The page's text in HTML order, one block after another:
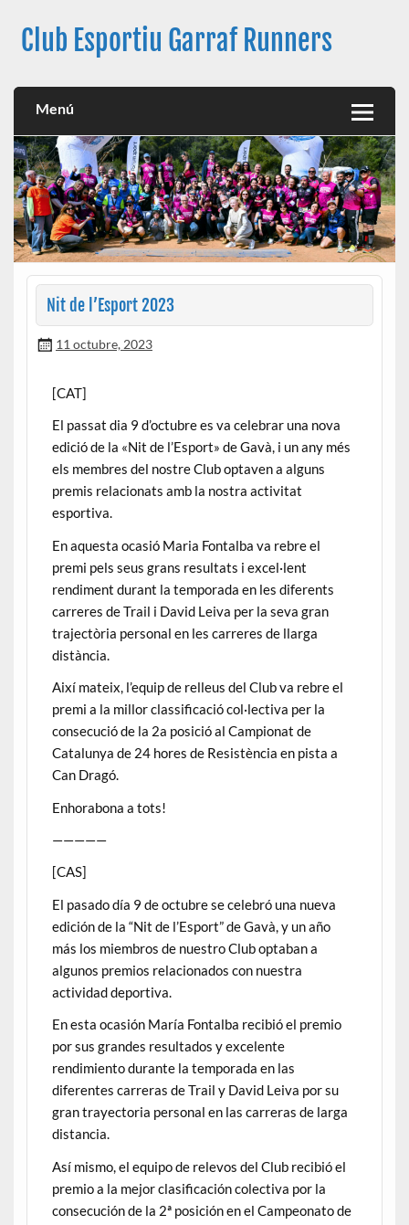
Club Esportiu Garraf Runners
Menú
Nit de l’Esport 2023
11 octubre, 2023
[CAT]
El passat dia 9 d’octubre es va celebrar una nova
edició de la «Nit de l’Esport» de Gavà, i un any més
els membres del nostre Club optaven a alguns
premis relacionats amb la nostra activitat
esportiva.
En aquesta ocasió Maria Fontalba va rebre el
premi pels seus grans resultats i excel·lent
rendiment durant la temporada en les diferents
carreres de Trail i David Leiva per la seva gran
trajectòria personal en les carreres de llarga
distància.
Així mateix, l’equip de relleus del Club va rebre el
premi a la millor classificació col·lectiva per la
consecució de la 2a posició al Campionat de
Catalunya de 24 hores de Resistència en pista a
Can Dragó.
Enhorabona a tots!
—————
[CAS]
El pasado día 9 de octubre se celebró una nueva
edición de la “Nit de l’Esport” de Gavà, y un año
más los miembros de nuestro Club optaban a
algunos premios relacionados con nuestra
actividad deportiva.
En esta ocasión María Fontalba recibió el premio
por sus grandes resultados y excelente
rendimiento durante la temporada en las
diferentes carreras de Trail y David Leiva por su
gran trayectoria personal en las carreras de larga
distancia.
Así mismo, el equipo de relevos del Club recibió el
premio a la mejor clasificación colectiva por la
consecución de la 2ª posición en el Campeonato de